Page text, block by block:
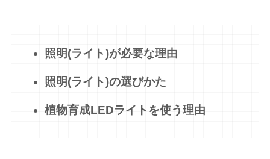
照明(ライト)が必要な理由
照明(ライト)の選びかた
植物育成LEDライトを使う理由